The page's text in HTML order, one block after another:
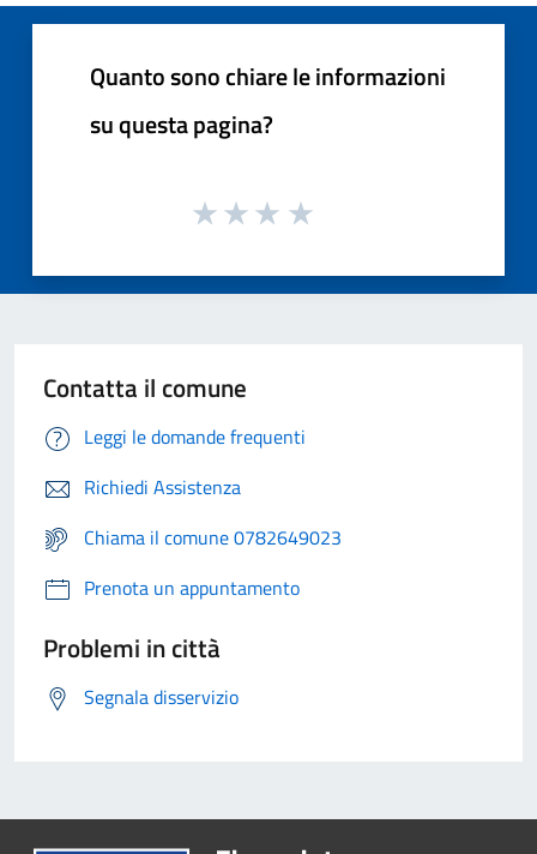
Quanto sono chiare le informazioni
su questa pagina?
Contatta il comune
Leggi le domande frequenti
Richiedi Assistenza
Chiama il comune 0782649023
Prenota un appuntamento
Problemi in città
Segnala disservizio